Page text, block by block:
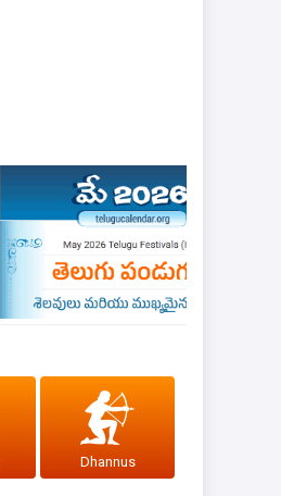
Dhannus